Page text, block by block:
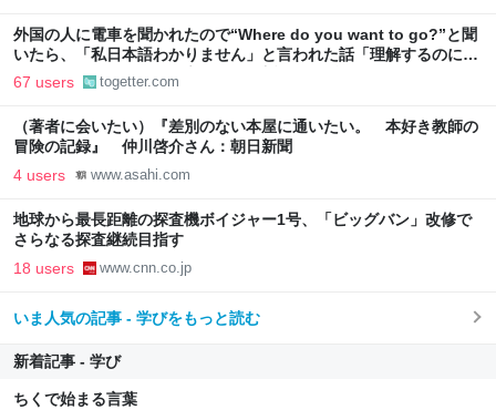
外国の人に電車を聞かれたので“Where do you want to go?”と聞
いたら、「私日本語わかりません」と言われた話「理解するのに数
秒かかった」「こんなの言われたら暫く引きずるわ」
67 users togetter.com
（著者に会いたい）『差別のない本屋に通いたい。 本好き教師の
冒険の記録』 仲川啓介さん：朝日新聞
4 users www.asahi.com
地球から最長距離の探査機ボイジャー1号、「ビッグバン」改修で
さらなる探査継続目指す
18 users www.cnn.co.jp
いま人気の記事 - 学びをもっと読む
新着記事 - 学び
ちくで始まる言葉